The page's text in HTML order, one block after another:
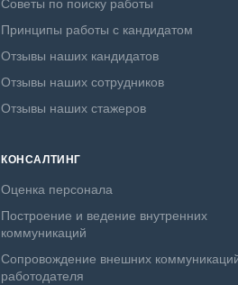
Советы по поиску работы
Принципы работы с кандидатом
Отзывы наших кандидатов
Отзывы наших сотрудников
Отзывы наших стажеров
КОНСАЛТИНГ
Оценка персонала
Построение и ведение внутренних
коммуникаций
Сопровождение внешних
работодателя